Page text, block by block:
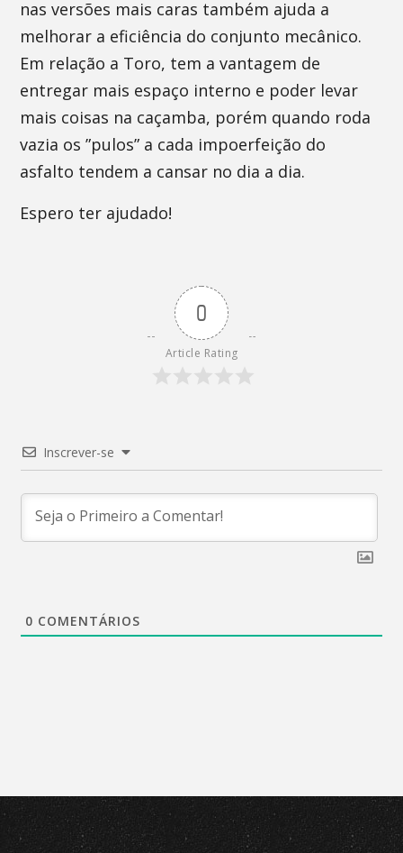
nas versões mais caras também ajuda a
melhorar a eficiência do conjunto mecânico.
Em relação a Toro, tem a vantagem de
entregar mais espaço interno e poder levar
mais coisas na caçamba, porém quando roda
vazia os ”pulos” a cada impoerfeição do
asfalto tendem a cansar no dia a dia.
Espero ter ajudado!
0
Article Rating
Inscrever-se
0 COMENTÁRIOS